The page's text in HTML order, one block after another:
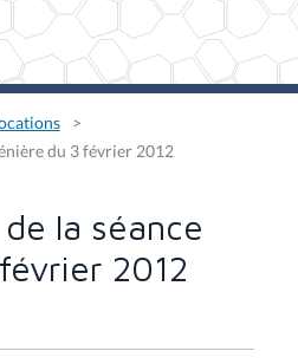
du 3 février 2012
la séance
2012